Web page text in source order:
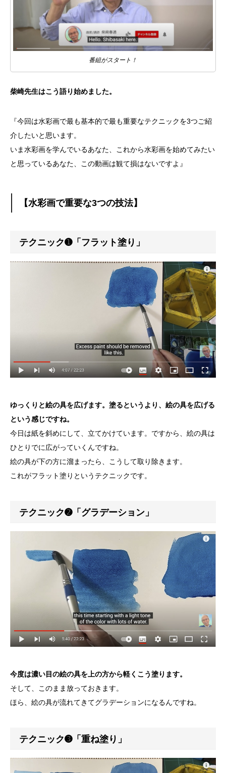
番組がスタート！
柴崎先生はこう語り始めました。
『今回は水彩画で最も基本的で最も重要なテクニックを3つご紹
介したいと思います。
いま水彩画を学んでいるあなた、これから水彩画を始めてみたい
と思っているあなた、この動画は観て損はないですよ』
【水彩画で重要な3つの技法】
テクニック➊「フラット塗り」
ゆっくりと絵の具を広げます。塗るというより、絵の具を広げる
という感じですね。
今日は紙を斜めにして、立てかけています。ですから、絵の具は
ひとりでに広がっていくんですね。
絵の具が下の方に溜まったら、こうして取り除きます。
これがフラット塗りというテクニックです。
テクニック➋「グラデーション」
今度は濃い目の絵の具を上の方から軽くこう塗ります。
そして、このまま放っておきます。
ほら、絵の具が流れてきてグラデーションになるんですね。
テクニック➌「重ね塗り」